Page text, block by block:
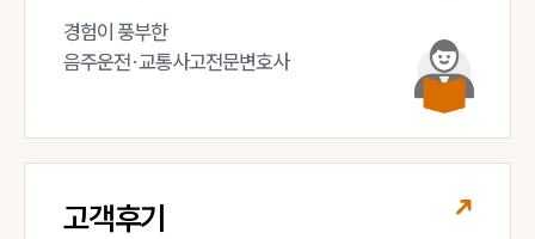
경험이 풍부한
음주운전·교통사고전문변호사
고객후기